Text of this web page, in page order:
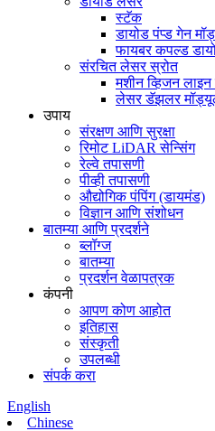
स्टॅक
डायोड पंप्ड गेन
फायबर कपल्ड
संरचित लेसर स्रोत
मशीन व्हिजन
लेसर डॅझलर
उपाय
संरक्षण आणि सुरक्षा
रिमोट LiDAR सेन्सिंग
रेल्वे तपासणी
पीव्ही तपासणी
औद्योगिक पंपिंग (डायमंड)
विज्ञान आणि संशोधन
बातम्या आणि प्रदर्शने
ब्लॉग्ज
बातम्या
प्रदर्शन वेळापत्रक
कंपनी
आपण कोण आहोत
इतिहास
संस्कृती
उपलब्धी
संपर्क करा
English
Chinese